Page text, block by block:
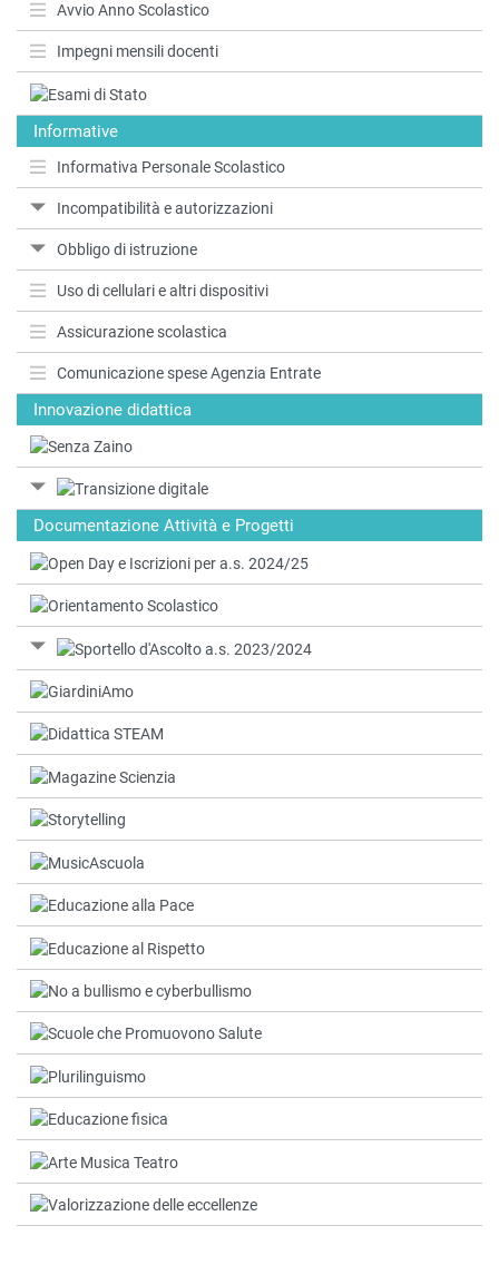
Avvio Anno Scolastico
Impegni mensili docenti
Informative
Informativa Personale Scolastico
Incompatibilità e autorizzazioni
Obbligo di istruzione
Uso di cellulari e altri dispositivi
Assicurazione scolastica
Comunicazione spese Agenzia Entrate
Innovazione didattica
Documentazione Attività e Progetti